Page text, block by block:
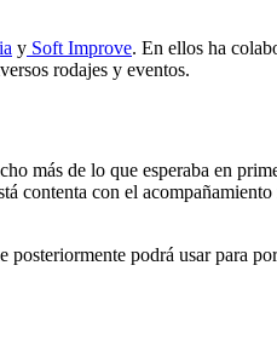
y Soft Improve. En ellos ha
rodajes y eventos.
más de lo que esperaba en
contenta con el
podrá usar para